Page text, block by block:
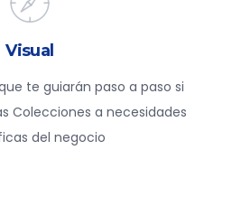
Visual
te guiarán paso a paso si
Colecciones a necesidades
del negocio